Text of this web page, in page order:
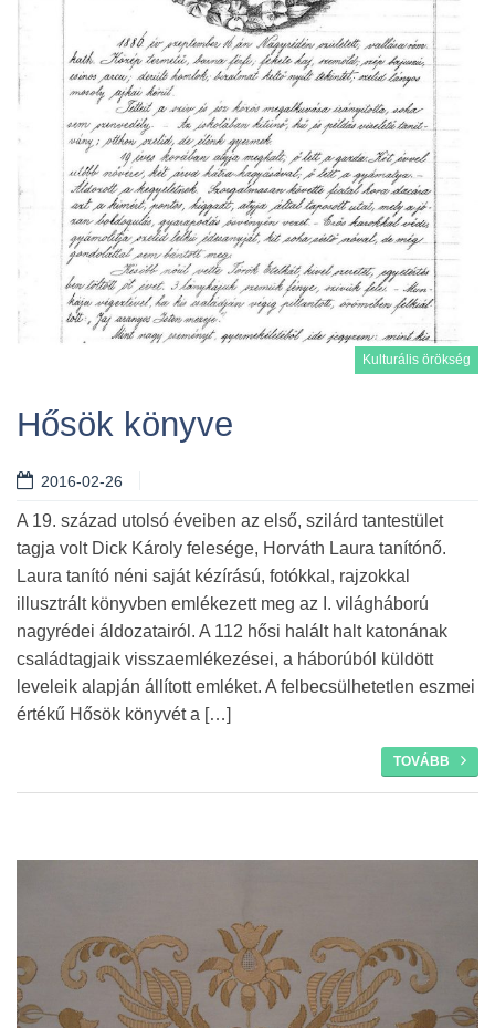
Kulturális örökség
Hősök könyve
2016-02-26
A 19. század utolsó éveiben az első, szilárd tantestület
tagja volt Dick Károly felesége, Horváth Laura tanítónő.
Laura tanító néni saját kézírású, fotókkal, rajzokkal
illusztrált könyvben emlékezett meg az I. világháború
nagyrédei áldozatairól. A 112 hősi halált halt katonának
családtagjaik visszaemlékezései, a háborúból küldött
leveleik alapján állított emléket. A felbecsülhetetlen eszmei
értékű Hősök könyvét a […]
TOVÁBB